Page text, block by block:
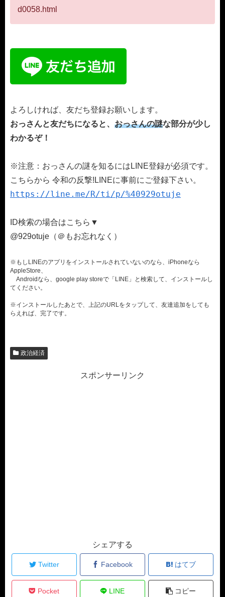
d0058.html
よろしければ、友だち登録お願いします。
おっさんと友だちになると、 おっさんの謎な部分が少し
わかるぞ！
※注意：おっさんの謎を知るにはLINE登録が必須です。
こちらから 令和の反撃!LINEに事前にご登録下さい。
https://line.me/R/ti/p/%40929otuje
ID検索の場合はこちら▼
@929otuje（＠もお忘れなく）
※もしLINEのアプリをインストールされていないのなら、iPhoneなら
AppleStore、
Androidなら、google play storeで「LINE」と検索して、インストールし
てください。
※インストールしたあとで、上記のURLをタップして、友達追加をしても
らえれば、完了です。
政治経済
スポンサーリンク
シェアする
Twitter Facebook はてブ
Pocket LINE コピー